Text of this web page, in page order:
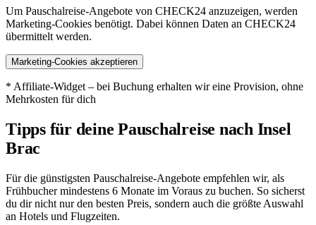
Um Pauschalreise-Angebote von CHECK24 anzuzeigen, werden
Marketing-Cookies benötigt. Dabei können Daten an CHECK24
übermittelt werden.
Marketing-Cookies akzeptieren
* Affiliate-Widget – bei Buchung erhalten wir eine Provision, ohne
Mehrkosten für dich
Tipps für deine Pauschalreise nach Insel
Brac
Für die günstigsten Pauschalreise-Angebote empfehlen wir, als
Frühbucher mindestens 6 Monate im Voraus zu buchen. So sicherst
du dir nicht nur den besten Preis, sondern auch die größte Auswahl
an Hotels und Flugzeiten.